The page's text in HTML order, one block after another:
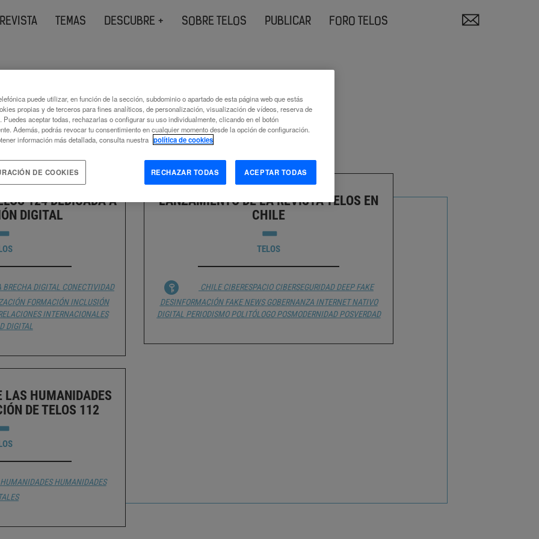
REVISTA TEMAS DESCUBRE + SOBRE TELOS PUBLICAR FORO TELOS
como
124 DEDICADA A
DIGITAL
BRECHA DIGITAL CONECTIVIDAD
FORMACIÓN INCLUSIÓN
INTERNACIONALES
DIGITAL
LANZAMIENTO DE LA REVISTA TELOS EN
CHILE
TELOS
CHILE CIBERESPACIO CIBERSEGURIDAD DEEP FAKE
DESINFORMACIÓN FAKE NEWS GOBERNANZA INTERNET NATIVO
DIGITAL PERIODISMO POLITÓLOGO POSMODERNIDAD POSVERDAD
LAS HUMANIDADES
DE TELOS 112
HUMANIDADES HUMANIDADES
puede utilizar, en función de la sección, subdominio o apartado de esta página web que estás
propias y de terceros para fines analíticos, de personalización, visualización de vídeos, reserva de
Puedes aceptar todas, rechazarlas o configurar su uso individualmente, clicando en el botón
Además, podrás revocar tu consentimiento en cualquier momento desde la opción de configuración.
información más detallada, consulta nuestra política de cookies
RECHAZAR TODAS ACEPTAR TODAS
DE COOKIES